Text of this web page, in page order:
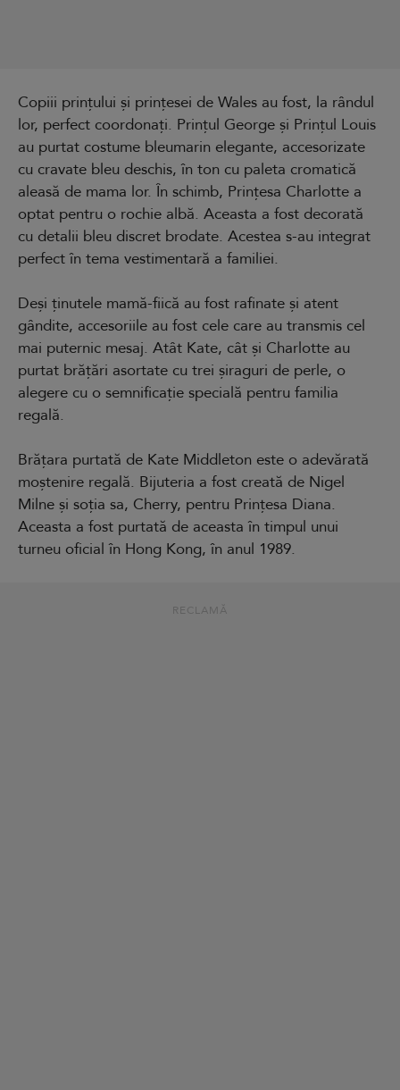
Copiii prințului și prințesei de Wales au fost, la rândul
lor, perfect coordonați. Prințul George și Prințul Louis
au purtat costume bleumarin elegante, accesorizate
cu cravate bleu deschis, în ton cu paleta cromatică
aleasă de mama lor. În schimb, Prințesa Charlotte a
optat pentru o rochie albă. Aceasta a fost decorată
cu detalii bleu discret brodate. Acestea s-au integrat
perfect în tema vestimentară a familiei.
Deși ținutele mamă-fiică au fost rafinate și atent
gândite, accesoriile au fost cele care au transmis cel
mai puternic mesaj. Atât Kate, cât și Charlotte au
purtat brățări asortate cu trei șiraguri de perle, o
alegere cu o semnificație specială pentru familia
regală.
Brățara purtată de Kate Middleton este o adevărată
moștenire regală. Bijuteria a fost creată de Nigel
Milne și soția sa, Cherry, pentru Prințesa Diana.
Aceasta a fost purtată de aceasta în timpul unui
turneu oficial în Hong Kong, în anul 1989.
RECLAMĂ